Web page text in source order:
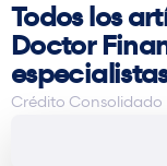
Todos los
Doctor